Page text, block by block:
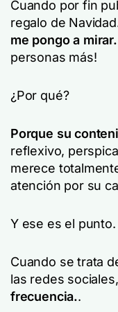
Cuando por fin
regalo de
me pongo a mirar.
personas más!
¿Por qué?
Porque su
reflexivo,
merece
atención por su
Y ese es el punto.
Cuando se trata
las redes sociales,
frecuencia..